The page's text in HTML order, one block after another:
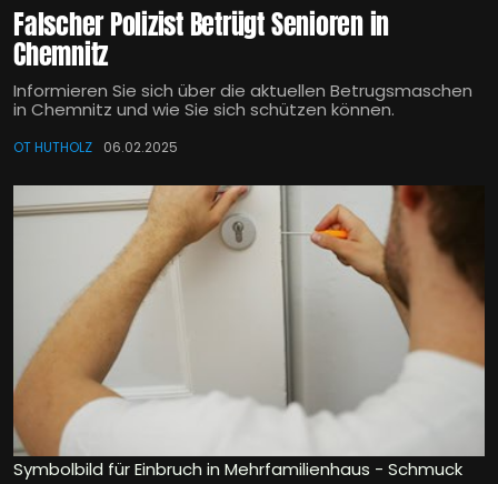
Falscher Polizist Betrügt Senioren in
Chemnitz
Informieren Sie sich über die aktuellen Betrugsmaschen
in Chemnitz und wie Sie sich schützen können.
OT HUTHOLZ 06.02.2025
Symbolbild für Einbruch in Mehrfamilienhaus - Schmuck